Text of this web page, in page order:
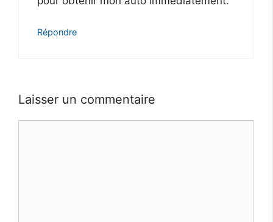
Répondre
Laisser un commentaire